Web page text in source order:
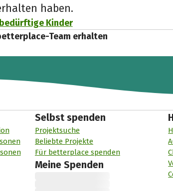
haben.
Kinder
Team erhalten
Selbst spenden
Projektsuche
Beliebte Projekte
Für betterplace spenden
Meine Spenden